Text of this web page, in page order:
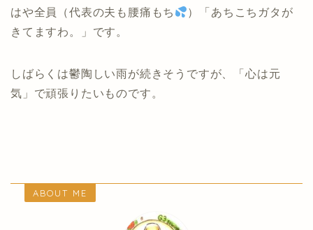
はや全員（代表の夫も腰痛もち
）「あちこちガタが
きてますわ。」です。
しばらくは鬱陶しい雨が続きそうですが、「心は元
気」で頑張りたいものです。
ABOUT ME